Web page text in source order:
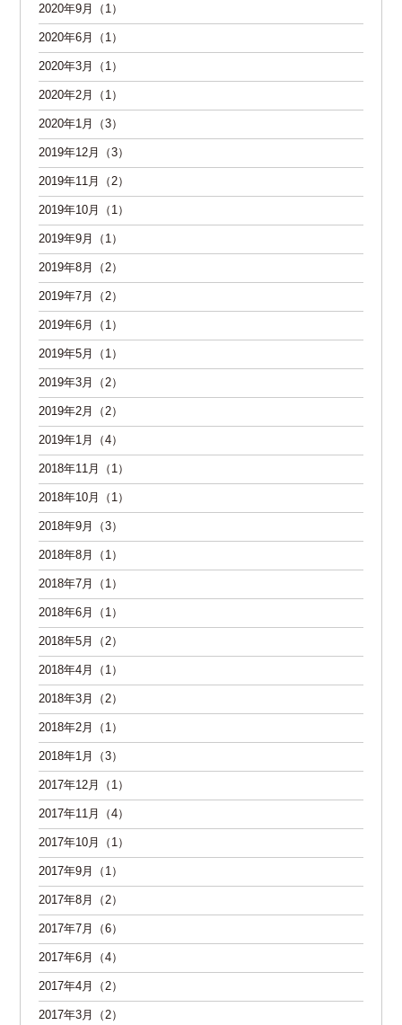
2020年9月（1）
2020年6月（1）
2020年3月（1）
2020年2月（1）
2020年1月（3）
2019年12月（3）
2019年11月（2）
2019年10月（1）
2019年9月（1）
2019年8月（2）
2019年7月（2）
2019年6月（1）
2019年5月（1）
2019年3月（2）
2019年2月（2）
2019年1月（4）
2018年11月（1）
2018年10月（1）
2018年9月（3）
2018年8月（1）
2018年7月（1）
2018年6月（1）
2018年5月（2）
2018年4月（1）
2018年3月（2）
2018年2月（1）
2018年1月（3）
2017年12月（1）
2017年11月（4）
2017年10月（1）
2017年9月（1）
2017年8月（2）
2017年7月（6）
2017年6月（4）
2017年4月（2）
2017年3月（2）